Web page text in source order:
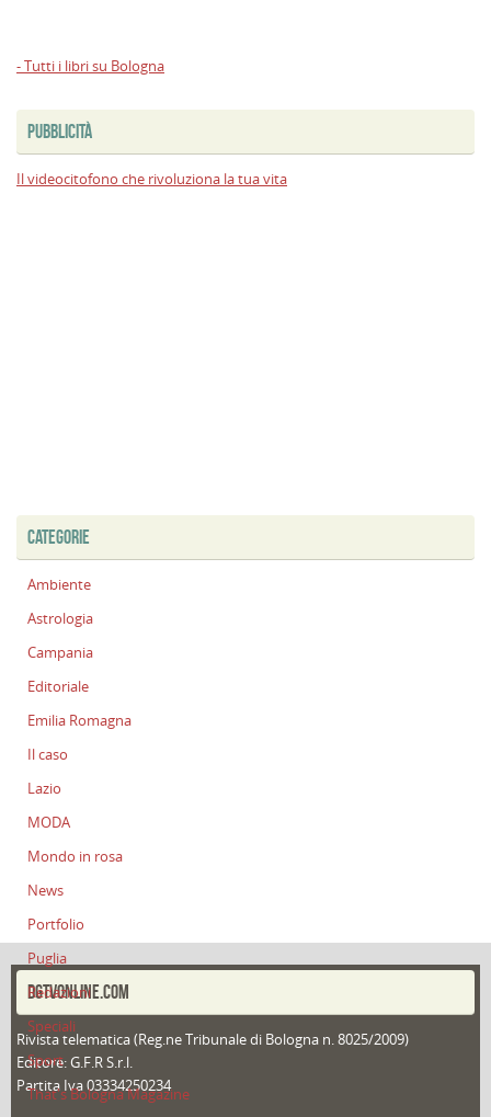
- Tutti i libri su Bologna
PUBBLICITÀ
Il videocitofono che rivoluziona la tua vita
CATEGORIE
Ambiente
Astrologia
Campania
Editoriale
Emilia Romagna
Il caso
Lazio
MODA
Mondo in rosa
News
Portfolio
Puglia
Redazioni
Speciali
Sport
That's Bologna Magazine
DGTVONLINE.COM
Rivista telematica (Reg.ne Tribunale di Bologna n. 8025/2009)
Editore: G.F.R S.r.l.
Partita Iva 03334250234